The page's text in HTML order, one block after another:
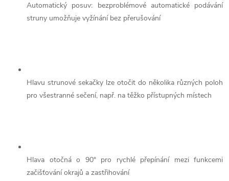
Automatický posuv: bezproblémové automatické podávání
struny umožňuje vyžínání bez přerušování
Hlavu strunové sekačky lze otočit do několika různých poloh
pro všestranné sečení, např. na těžko přístupných místech
Hlava otočná o 90° pro rychlé přepínání mezi funkcemi
začišťování okrajů a zastřihování